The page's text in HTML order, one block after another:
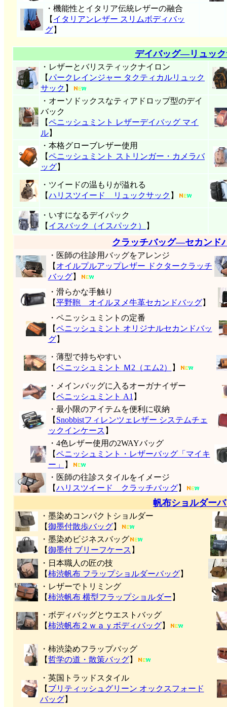
・機能性とイタリア伝統レザーの融合
【 イタリアンレザー スリムボディバッ
グ】
デイバッグ―リュッ
・レザーとバリスティックナイロン
【パークレインジャー タクティカルリュック
サック 】
・オーソドックスなティアドロップ型のデイ
バック
【ペニッシュミント レザーデイバッグ マイ
ル】
・本格グローブレザー使用
【ペニッシュミント ストリンガー・カメラバ
ッグ】
・ツイードの温もりが溢れる
【ハリスツイード リュックサック 】
・いすになるデイパック
【 イスバック（イスパック） 】
クラッチバッグ―セカンド
・医師の往診用バッグをアレンジ
【 オイルプルアップレザー ドクタークラッチ
バッグ】
・滑らかな手触り
【平野鞄 オイルヌメ牛革セカンドバッグ】
・ペニッシュミントの定番
【ペニッシュミント オリジナルセカンドバッ
グ】
・薄型で持ちやすい
【ペニッシュミント Ｍ2（エム2） 】
・メインバッグに入るオーガナイザー
【ペニッシュミント A1 】
・最小限のアイテムを便利に収納
【 Snobbistフィレンツェレザー システムチェ
ックインケース 】
・4色レザー使用の2WAYバッグ
【ペニッシュミント・レザーバッグ「マイキ
ー」
】
・医師の往診スタイルをイメージ
【ハリスツイード クラッチバッグ】
帆布ショルダー
・墨染めコンパクトショルダー
【御墨付散歩バッグ】
・墨染めビジネスバッグ
【御墨付 ブリーフケース 】
・日本職人の匠の技
【柿渋帆布 フラップショルダーバッグ】
・レザーでトリミング
【柿渋帆布 横型フラップショルダー 】
・ボディバッグとウエストバッグ
【柿渋帆布２ｗａｙボディバッグ】
・柿渋染めフラップバッグ
【哲学の道・散策バッグ】
・英国トラッドスタイル
【 ブリティッシュグリーン オックスフォード
バッグ】